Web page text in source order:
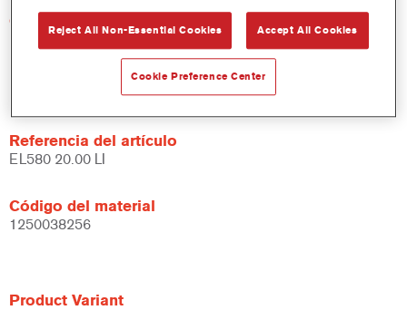
Características del producto
Referencia del artículo
EL580 20.00 LI
Código del material
1250038256
Product Variant
Reject All Non-Essential Cookies Accept All Cookies
Cookie Preference Center